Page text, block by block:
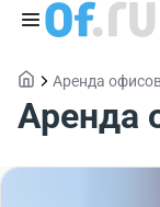
Аренда
Аренда